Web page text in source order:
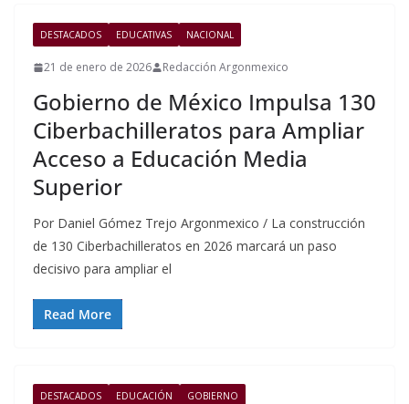
DESTACADOS EDUCATIVAS NACIONAL
21 de enero de 2026 Redacción Argonmexico
Gobierno de México Impulsa 130
Ciberbachilleratos para Ampliar
Acceso a Educación Media
Superior
Por Daniel Gómez Trejo Argonmexico / La construcción
de 130 Ciberbachilleratos en 2026 marcará un paso
decisivo para ampliar el
Read More
DESTACADOS EDUCACIÓN GOBIERNO